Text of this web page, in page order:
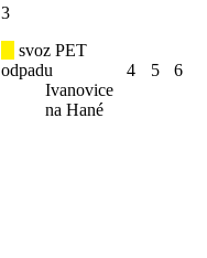
3
svoz PET
odpadu
Ivanovice
na Hané
4 5 6